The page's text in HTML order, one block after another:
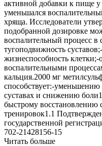
активной добавки к пище
уменьшался
хряща. Исследователи
подобранной дозировке
воспалительный процесс в
тугоподвижность
жизнеспособность клетки;-
воспалительными
кальция.2000 мг
способствует:-
суставах и снижению
быстрому восстановлению
тренировок1.1
государственной
702-21428156-15
Читать больше